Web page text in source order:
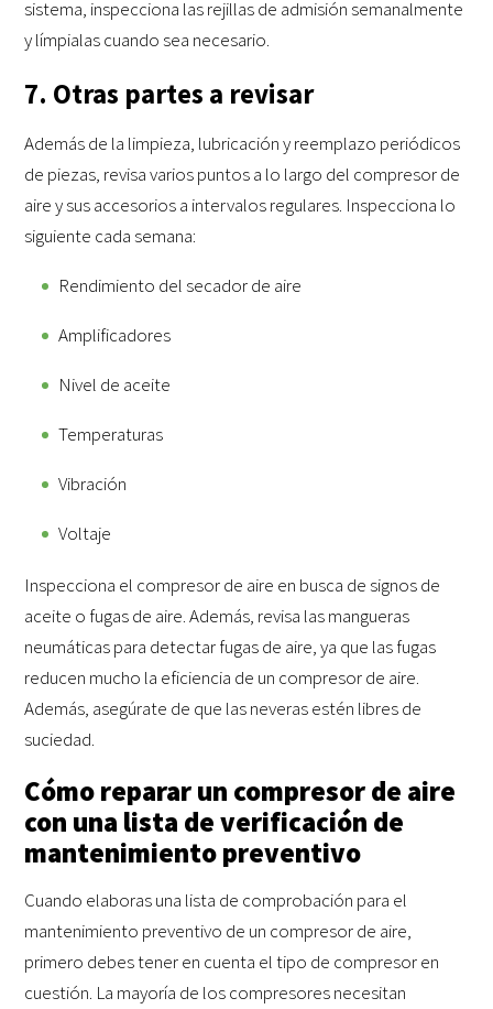
sistema, inspecciona las rejillas de admisión semanalmente
y límpialas cuando sea necesario.
7. Otras partes a revisar
Además de la limpieza, lubricación y reemplazo periódicos
de piezas, revisa varios puntos a lo largo del compresor de
aire y sus accesorios a intervalos regulares. Inspecciona lo
siguiente cada semana:
Rendimiento del secador de aire
Amplificadores
Nivel de aceite
Temperaturas
Vibración
Voltaje
Inspecciona el compresor de aire en busca de signos de
aceite o fugas de aire. Además, revisa las mangueras
neumáticas para detectar fugas de aire, ya que las fugas
reducen mucho la eficiencia de un compresor de aire.
Además, asegúrate de que las neveras estén libres de
suciedad.
Cómo reparar un compresor de aire
con una lista de verificación de
mantenimiento preventivo
Cuando elaboras una lista de comprobación para el
mantenimiento preventivo de un compresor de aire,
primero debes tener en cuenta el tipo de compresor en
cuestión. La mayoría de los compresores necesitan